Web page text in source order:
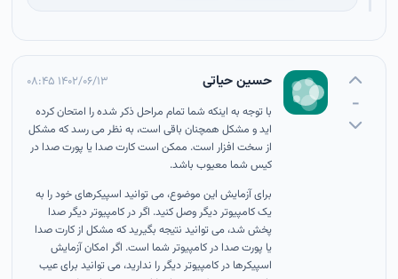
-
حسین حیاتی
۱۴۰۲/۰۶/۱۳ ۰۸:۴۵
با توجه به اینکه شما تمام مراحل ذکر شده را امتحان کرده
اید و مشکل همچنان باقی است، به نظر می رسد که مشکل
از سخت افزار است. ممکن است کارت صدا یا پورت صدا در
کیس شما معیوب باشد.
برای آزمایش این موضوع، می توانید اسپیکرهای خود را به
یک کامپیوتر دیگر وصل کنید. اگر در کامپیوتر دیگر صدا
پخش شد، می توانید نتیجه بگیرید که مشکل از کارت صدا
یا پورت صدا در کامپیوتر شما است. اگر امکان آزمایش
اسپیکرها در کامپیوتر دیگر را ندارید، می توانید برای عیب